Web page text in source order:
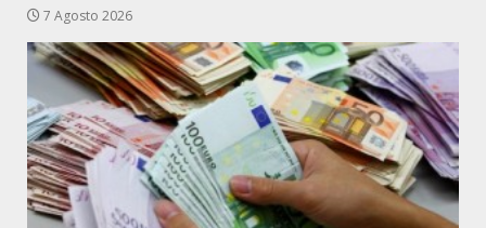
7 Agosto 2026